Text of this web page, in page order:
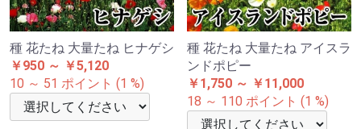
種 花たね 大量たね ヒナゲシ
￥950 ～ ￥5,120
10 ～ 51 ポイント (1 %)
種 花たね 大量たね アイスラ
ンドポピー
￥1,750 ～ ￥11,000
18 ～ 110 ポイント (1 %)